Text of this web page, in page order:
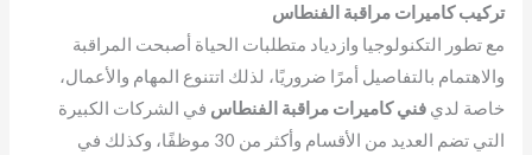
تركيب كاميرات مراقبة الفنطاس
مع تطور التكنولوجيا وازدياد متطلبات الحياة أصبحت المراقبة
والاهتمام بالتفاصيل أمرًا ضروريًا، لذلك اتتنوع المهام والأعمال،
خاصة لديفني كاميرات مراقبة الفنطاس في الشركات الكبيرة
التي تضم العديد من الأقسام وأكثر من 30 موظفًا، وكذلك في